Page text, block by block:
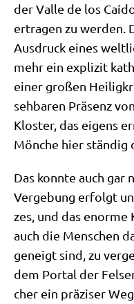
der Val­le de los
ertra­gen zu wer­den.
Aus­druck eines
mehr ein expli­zit
einer gro­ßen
seh­ba­ren Prä­senz
Klo­ster, das eigens
Mön­che hier stän­dig
Das konn­te auch gar
Ver­ge­bung erfolgt
zes, und das
auch die Men­schen
geneigt sind, zu
dem Por­tal der
cher ein prä­zi­ser